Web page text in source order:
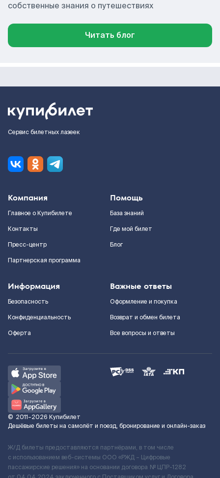
собственные знания о путешествиях
Читать блог
Сервис билетных лазеек
Компания
Главное о Купибилете
Контакты
Пресс-центр
Партнерская программа
Помощь
База знаний
Где мой билет
Блог
Информация
Безопасность
Конфиденциальность
Оферта
Важные ответы
Оформление и покупка
Возврат и обмен билета
Все вопросы и ответы
© 2011–2026 Купибилет
Дешёвые билеты на самолёт и поезд, бронирование и онлайн-заказ
Ж/Д билеты предоставляются партнёрами, в том числе
с использованием веб-системы ООО «РЖД – Цифровые
пассажирские решения» на основании договора № ЦПР-1282